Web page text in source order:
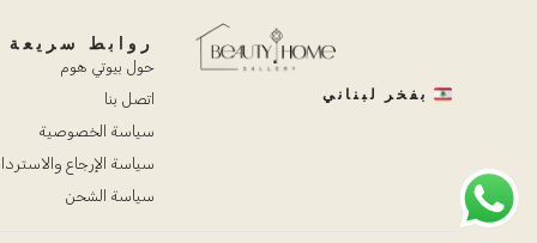
بفخر لبناني
روابط سريعة
حول بيوتي هوم
اتصل بنا
سياسة الخصوصية
سياسة الإرجاع
سياسة الشحن